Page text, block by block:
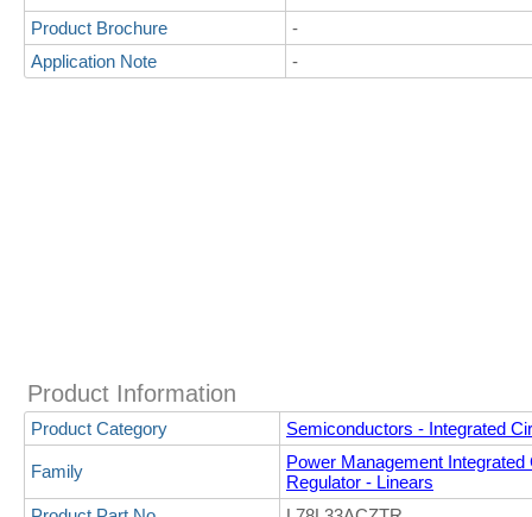
Product Brochure
-
Application Note
-
Product Information
Product Category Semiconductors - Integrated
Family
Power Management Integrated
Regulator - Linears